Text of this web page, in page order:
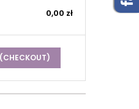
0,00 zł